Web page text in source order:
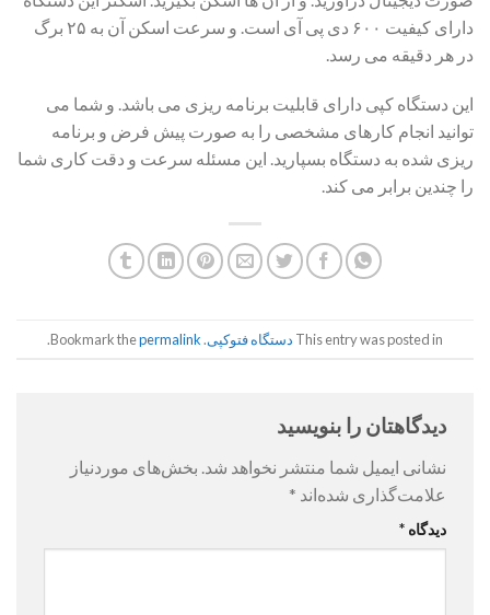
دارای کیفیت ۶۰۰ دی پی آی است. و سرعت اسکن آن به ۲۵ برگ
در هر دقیقه می رسد.
این دستگاه کپی دارای قابلیت برنامه ریزی می باشد. و شما می
توانید انجام کارهای مشخصی را به صورت پیش فرض و برنامه
ریزی شده به دستگاه بسپارید. این مسئله سرعت و دقت کاری شما
را چندین برابر می کند.
This entry was posted in دستگاه فتوکپی. Bookmark the
permalink
.
دیدگاهتان را بنویسید
نشانی ایمیل شما منتشر نخواهد شد. بخش‌های موردنیاز
علامت‌گذاری شده‌اند *
دیدگاه *